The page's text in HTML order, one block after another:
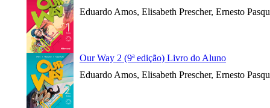
Eduardo Amos, Elisabeth Prescher, Ernesto
Our Way 2 (9ª edição) Livro do Aluno
Eduardo Amos, Elisabeth Prescher, Ernesto